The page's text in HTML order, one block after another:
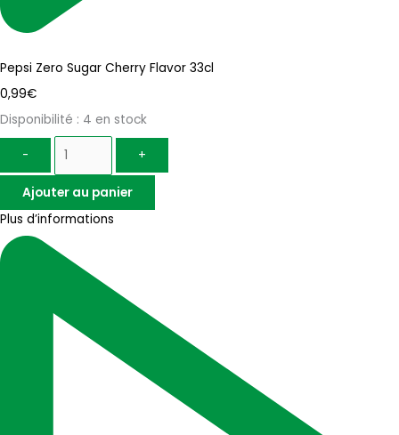
Pepsi Zero Sugar Cherry Flavor 33cl
0,99€
Disponibilité : 4 en stock
- +
Ajouter au panier
Plus d’informations